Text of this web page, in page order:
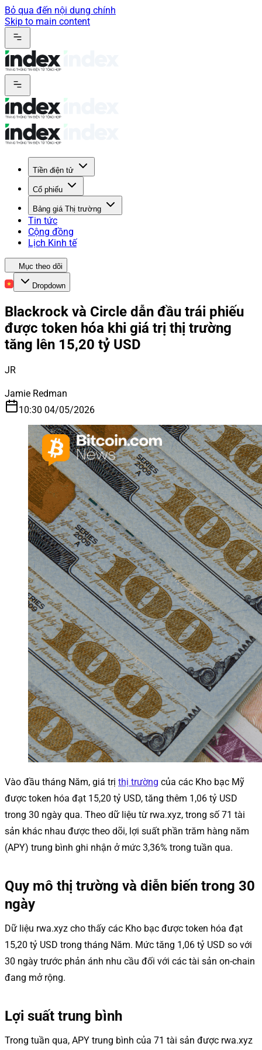
Bỏ qua đến nội dung chính
Skip to main content
Tiền điện tử
Cổ phiếu
Bảng giá Thị trường
Tin tức
Cộng đồng
Lịch Kinh tế
Mục theo dõi
Dropdown
Blackrock và Circle dẫn đầu trái phiếu
được token hóa khi giá trị thị trường
tăng lên 15,20 tỷ USD
JR
Jamie Redman
10:30 04/05/2026
Vào đầu tháng Năm, giá trị thị trường của các Kho bạc Mỹ
được token hóa đạt 15,20 tỷ USD, tăng thêm 1,06 tỷ USD
trong 30 ngày qua. Theo dữ liệu từ rwa.xyz, trong số 71 tài
sản khác nhau được theo dõi, lợi suất phần trăm hàng năm
(APY) trung bình ghi nhận ở mức 3,36% trong tuần qua.
Quy mô thị trường và diễn biến trong 30
ngày
Dữ liệu rwa.xyz cho thấy các Kho bạc được token hóa đạt
15,20 tỷ USD trong tháng Năm. Mức tăng 1,06 tỷ USD so với
30 ngày trước phản ánh nhu cầu đối với các tài sản on-chain
đang mở rộng.
Lợi suất trung bình
Trong tuần qua, APY trung bình của 71 tài sản được rwa.xyz